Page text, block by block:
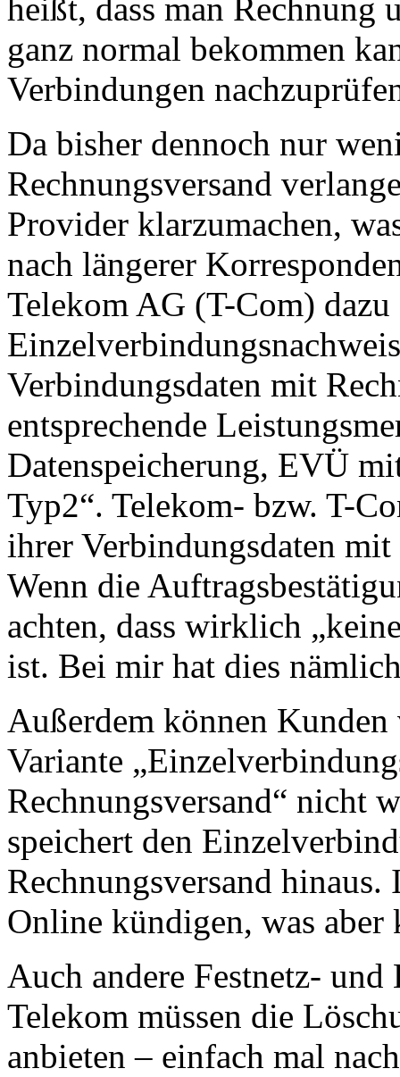
heißt, dass man Rechnung
ganz normal bekommen
Verbindungen
Da bisher dennoch nur
Rechnungsversand
Provider klarzumachen,
nach längerer
Telekom AG (T-Com)
Verbindungsdaten mit
entsprechende
Datenspeicherung, EVÜ
Typ2“. Telekom- bzw. T-
ihrer Verbindungsdaten
Wenn die
achten, dass wirklich
ist. Bei mir hat dies
Außerdem können
Variante
Rechnungsversand“ nicht
speichert den
Rechnungsversand hinaus.
Online kündigen, was aber
Auch andere Festnetz-
Telekom müssen die
anbieten – einfach mal